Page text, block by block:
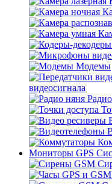
Модемы
видеосигнала
Мониторы GPS